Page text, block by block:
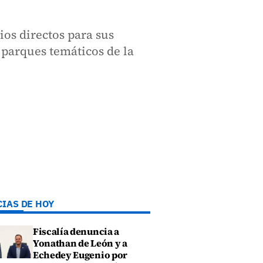
directos para sus
temáticos de la
DE HOY
Fiscalía denuncia a
Yonathan de León y a
Echedey Eugenio por